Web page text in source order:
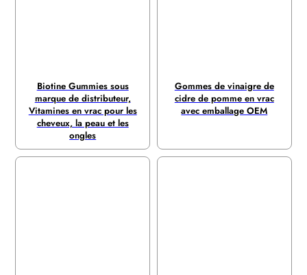
Biotine Gummies sous
marque de distributeur,
Vitamines en vrac pour les
cheveux, la peau et les
ongles
Gommes de vinaigre de
cidre de pomme en vrac
avec emballage OEM